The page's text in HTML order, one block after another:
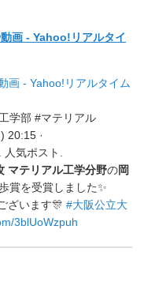
画 - Yahoo!リアルタイ
画 - Yahoo!リアルタイム
学部 #マテリアル
20:15 ·
気ポスト.
マテリアル工学分野の岡
賞を受賞しました✨
ざいます🎊 #大阪公立大
3blUoWzpuh